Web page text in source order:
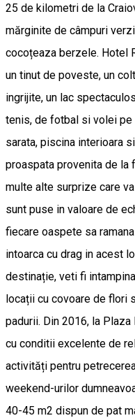
25 de kilometri de la
mărginite de câmpuri
cocoțeaza berzele. Hotel
un tinut de poveste, un
ingrijite, un lac
tenis, de fotbal si volei pe
sarata, piscina interioara
proaspata provenita de la
multe alte surprize care
sunt puse in valoare de
fiecare oaspete sa
intoarca cu drag in acest
destinație, veti fi
locații cu covoare de flori
padurii. Din 2016, la
cu conditii excelente de
activități pentru
weekend-urilor
40-45 m2 dispun de pat